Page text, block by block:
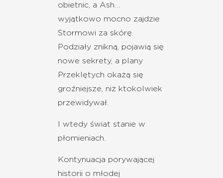
obietnic, a Ash…
wyjątkowo mocno zajdzie
Stormowi za skórę.
Podziały znikną, pojawią się
nowe sekrety, a plany
Przeklętych okażą się
groźniejsze, niż ktokolwiek
przewidywał.
I wtedy świat stanie w
płomieniach.
Kontynuacja porywającej
historii o młodej